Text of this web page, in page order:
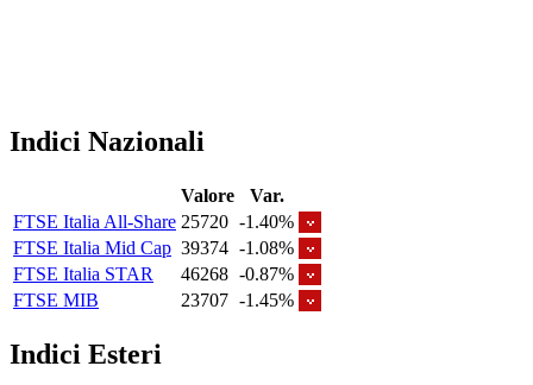
Indici Nazionali
Valore
Var.
FTSE Italia All-Share 25720 -1.40%
FTSE Italia Mid Cap 39374 -1.08%
FTSE Italia STAR
46268 -0.87%
FTSE MIB
23707 -1.45%
Indici Esteri